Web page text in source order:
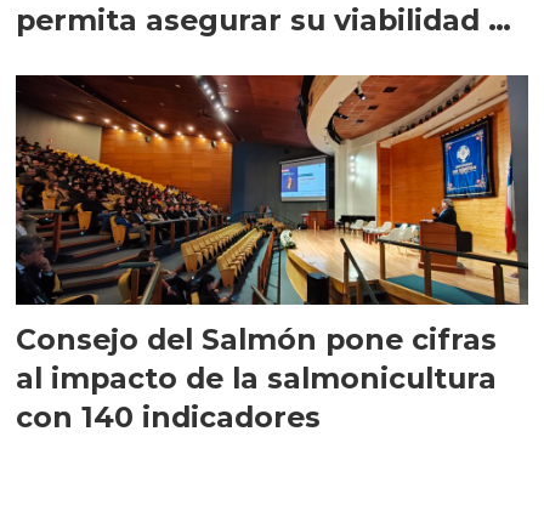
permita asegurar su viabilidad de
Consejo del Salmón pone cifras
al impacto de la salmonicultura
con 140 indicadores